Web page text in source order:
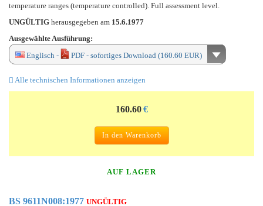
temperature ranges (temperature controlled). Full assessment level.
UNGÜLTIG herausgegeben am 15.6.1977
Ausgewählte Ausführung:
Englisch -
PDF - sofortiges Download (160.60 EUR)
Alle technischen Informationen anzeigen
160.60 €
In den Warenkorb
AUF LAGER
BS 9611N008:1977 UNGÜLTIG